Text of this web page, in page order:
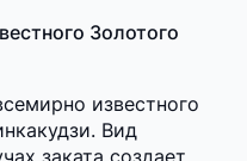
Золотого
известного
Вид
заката создает